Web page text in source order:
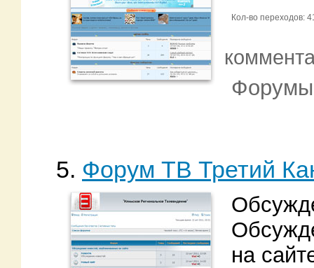
Кол-во переходов:
Форумы
5. Форум ТВ Третий
на